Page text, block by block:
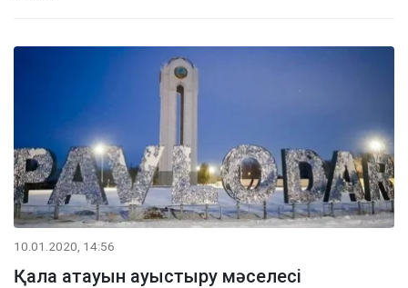
10.01.2020, 14:56
Қала атауын ауыстыру мәселесі